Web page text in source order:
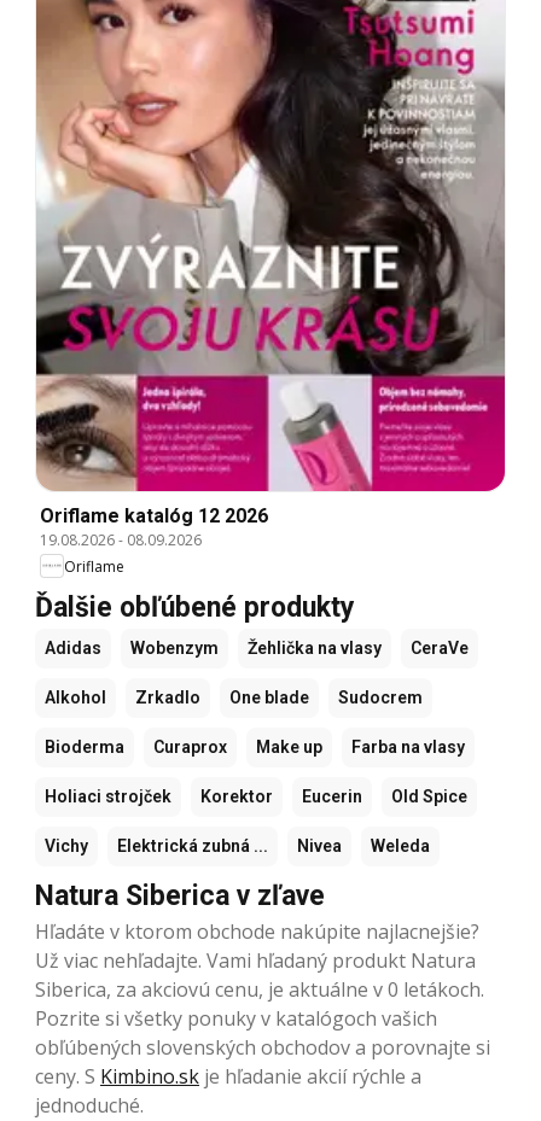
Oriflame katalóg 12 2026
19.08.2026- 08.09.2026
Oriflame
Ďalšie obľúbené produkty
Adidas Wobenzym Žehlička na vlasy CeraVe
Alkohol Zrkadlo One blade Sudocrem
Bioderma Curaprox Make up Farba na vlasy
Holiaci strojček Korektor Eucerin Old Spice
Vichy Elektrická zubná ... Nivea Weleda
Natura Siberica v zľave
Hľadáte v ktorom obchode nakúpite najlacnejšie?
Už viac nehľadajte. Vami hľadaný produkt Natura
Siberica, za akciovú cenu, je aktuálne v 0 letákoch.
Pozrite si všetky ponuky v katalógoch vašich
obľúbených slovenských obchodov a porovnajte si
ceny. S Kimbino.sk je hľadanie akcií rýchle a
jednoduché.